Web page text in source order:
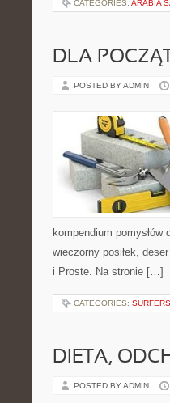
CATEGORIES: ARABIA
DLA
POSTED BY ADMIN
kompendium
wieczorny posiłek,
i Proste. Na stronie […]
CATEGORIES:
DIETA,
POSTED BY ADMIN